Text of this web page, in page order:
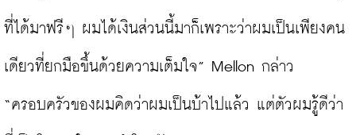
ที่ได้มาฟรีๆ ผมได้เงินส่วนนี้มาก็เพราะว่าผมเป็นเพียงคน
เดียวที่ยกมือขึ้นด้วยความเต็มใจ” Mellon กล่าว
“ครอบครัวของผมคิดว่าผมเป็นบ้าไปแล้ว แต่ตัวผมรู้ดีว่า